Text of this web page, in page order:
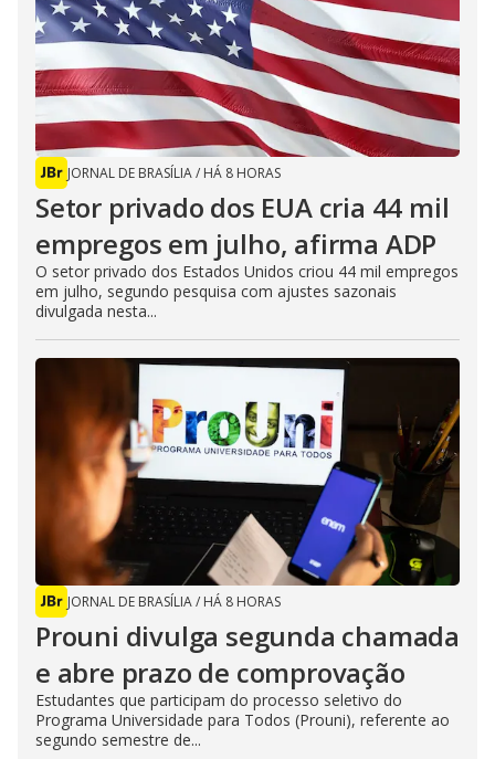
JORNAL DE BRASÍLIA/ HÁ 8 HORAS
Setor privado dos EUA cria 44 mil
empregos em julho, afirma ADP
O setor privado dos Estados Unidos criou 44 mil empregos
em julho, segundo pesquisa com ajustes sazonais
divulgada nesta...
JORNAL DE BRASÍLIA/ HÁ 8 HORAS
Prouni divulga segunda chamada
e abre prazo de comprovação
Estudantes que participam do processo seletivo do
Programa Universidade para Todos (Prouni), referente ao
segundo semestre de...